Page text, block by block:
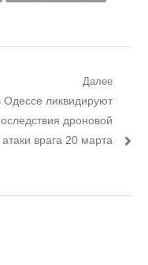
Далее
Одессе ликвидируют
дроновой
атаки врага 20 марта